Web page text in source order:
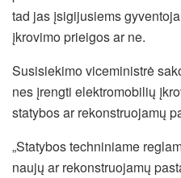
tad jas įsigijusiems
įkrovimo prieigos ar ne.
Susisiekimo viceministrė
nes įrengti elektromobilių
statybos ar rekonstruojamų
„Statybos techniniame
naujų ar rekonstruojamų